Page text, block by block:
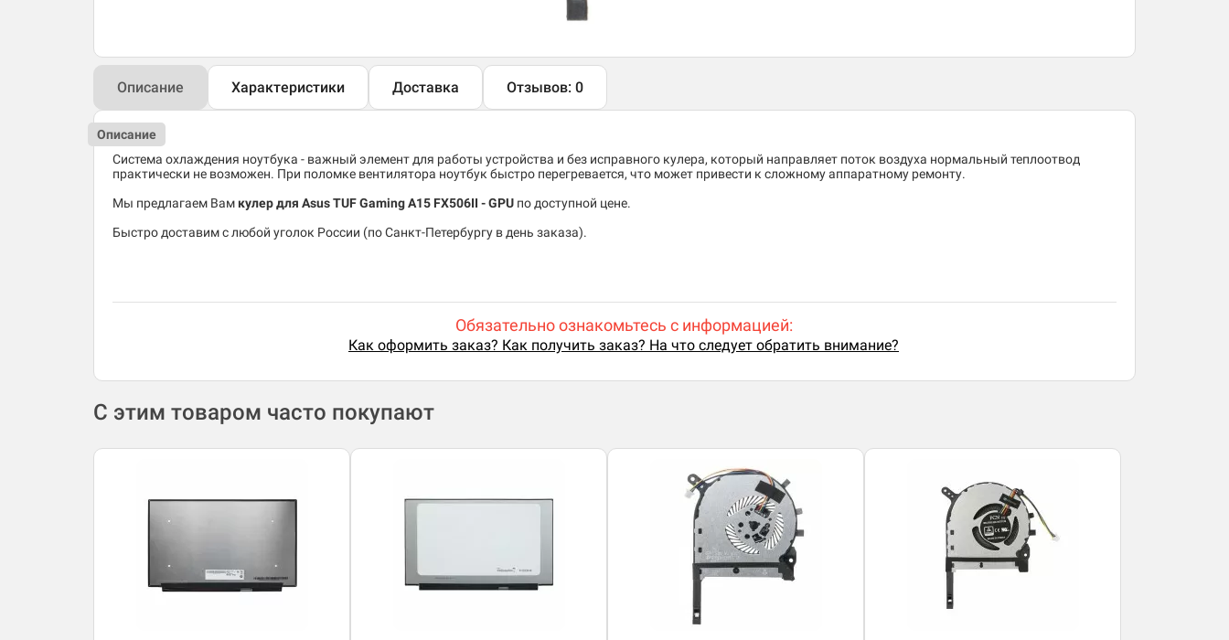
Описание Характеристики Доставка Отзывов: 0
Описание
Система охлаждения ноутбука - важный элемент для работы устройства и без исправного кулера, который направляет поток воздуха нормальный теплоотвод
практически не возможен. При поломке вентилятора ноутбук быстро перегревается, что может привести к сложному аппаратному ремонту.
Мы предлагаем Вам кулер для Asus TUF Gaming A15 FX506II - GPU по доступной цене.
Быстро доставим с любой уголок России (по Санкт-Петербургу в день заказа).
Обязательно ознакомьтесь с информацией:
Как оформить заказ? Как получить заказ? На что следует обратить внимание?
С этим товаром часто покупают